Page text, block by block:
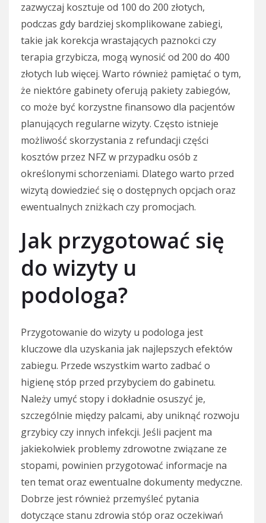
zazwyczaj kosztuje od 100 do 200 złotych,
podczas gdy bardziej skomplikowane zabiegi,
takie jak korekcja wrastających paznokci czy
terapia grzybicza, mogą wynosić od 200 do 400
złotych lub więcej. Warto również pamiętać o tym,
że niektóre gabinety oferują pakiety zabiegów,
co może być korzystne finansowo dla pacjentów
planujących regularne wizyty. Często istnieje
możliwość skorzystania z refundacji części
kosztów przez NFZ w przypadku osób z
określonymi schorzeniami. Dlatego warto przed
wizytą dowiedzieć się o dostępnych opcjach oraz
ewentualnych zniżkach czy promocjach.
Jak przygotować się
do wizyty u
podologa?
Przygotowanie do wizyty u podologa jest
kluczowe dla uzyskania jak najlepszych efektów
zabiegu. Przede wszystkim warto zadbać o
higienę stóp przed przybyciem do gabinetu.
Należy umyć stopy i dokładnie osuszyć je,
szczególnie między palcami, aby uniknąć rozwoju
grzybicy czy innych infekcji. Jeśli pacjent ma
jakiekolwiek problemy zdrowotne związane ze
stopami, powinien przygotować informacje na
ten temat oraz ewentualne dokumenty medyczne.
Dobrze jest również przemyśleć pytania
dotyczące stanu zdrowia stóp oraz oczekiwań